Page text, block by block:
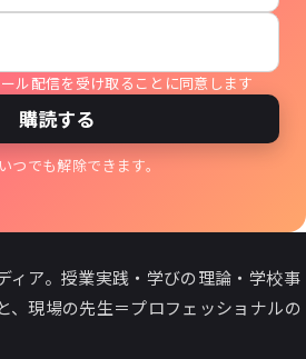
ル配信を受け取ることに同意します
購読する
つでも解除できます。
ィア。授業実践・学びの理論・学校事
、現場の先生＝プロフェッショナルの